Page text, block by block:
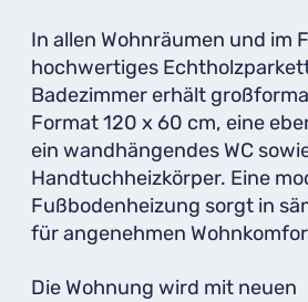
In allen Wohnräumen und im
hochwertiges
Badezimmer erhält
Format 120 x 60 cm, eine
ein wandhängendes WC
Handtuchheizkörper. Eine
Fußbodenheizung sorgt in
für angenehmen
Die Wohnung wird mit neuen